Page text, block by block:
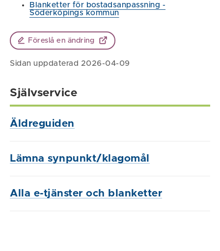
Blanketter för bostadsanpassning -
Söderköpings kommun
Föreslå en ändring
Sidan uppdaterad 2026-04-09
Självservice
Äldreguiden
Lämna synpunkt/klagomål
Alla e-tjänster och blanketter